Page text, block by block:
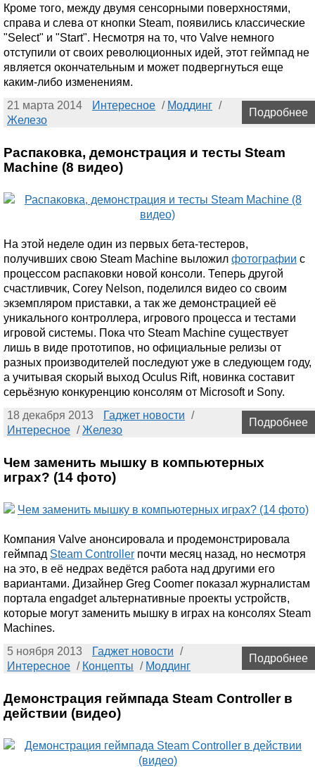
Кроме того, между двумя сенсорными поверхностями,
справа и слева от кнопки Steam, появились классические
"Select" и "Start". Несмотря на то, что Valve немного
отступили от своих революционных идей, этот геймпад не
является окончательным и может подвергнуться еще
каким-либо изменениям.
21 марта 2014
Интересное / Моддинг /
Железо
Подробнее
Распаковка, демонстрация и тесты Steam
Machine (8 видео)
На этой неделе один из первых бета-тестеров,
получивших свою Steam Machine выложил фотографии с
процессом распаковки новой консоли. Теперь другой
счастливчик, Corey Nelson, поделился видео со своим
экземпляром приставки, а так же демонстрацией её
уникального контроллера, игрового процесса и тестами
игровой системы. Пока что Steam Machine существует
лишь в виде прототипов, но официальные релизы от
разных производителей последуют уже в следующем году,
а учитывая скорый выход Oculus Rift, новинка составит
серьёзную конкуренцию консолям от Microsoft и Sony.
18 декабря 2013
Гаджет новости /
Интересное /Железо
Подробнее
Чем заменить мышку в компьютерных
играх? (14 фото)
Компания Valve анонсировала и продемонстрировала
геймпад Steam Controller почти месяц назад, но несмотря
на это, в её недрах ведётся работа над другими его
вариантами. Дизайнер Greg Coomer показал журналистам
портала engadget альтернативные проекты устройств,
которые могут заменить мышку в играх на консолях Steam
Machines.
5 ноября 2013
Гаджет новости /
Интересное / Концепты / Моддинг
Подробнее
Демонстрация геймпада Steam Controller в
действии (видео)